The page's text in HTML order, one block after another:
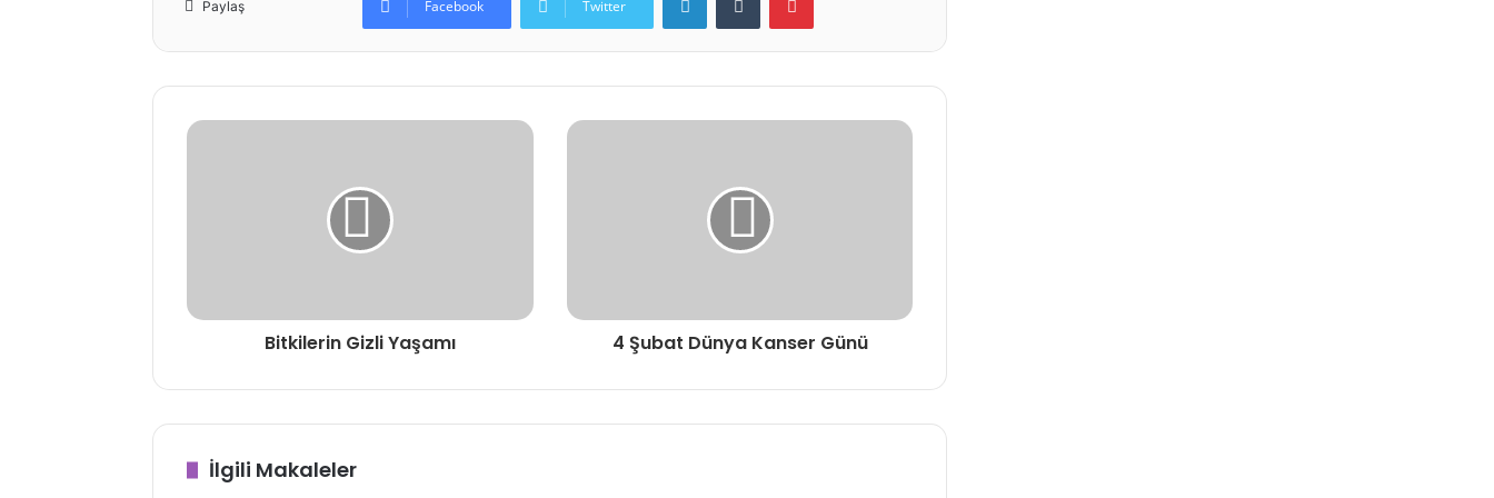
Paylaş Facebook Twitter
Bitkilerin Gizli Yaşamı 4 Şubat Dünya Kanser Günü
İlgili Makaleler